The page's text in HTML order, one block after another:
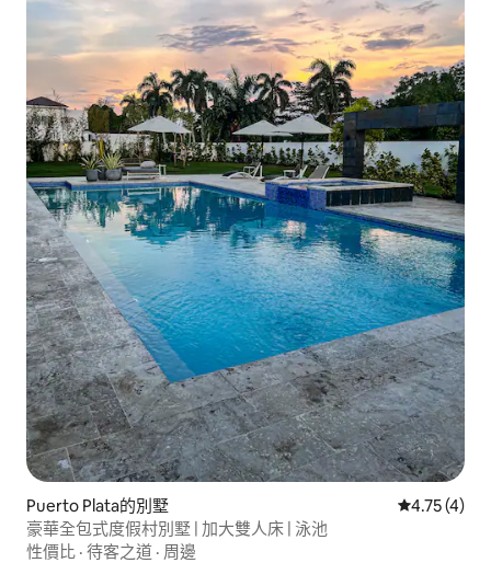
Puerto Plata的別墅 從 4 則評價
4.75 (4)
豪華全包式度假村別墅 | 加大雙人床 | 泳池
性價比 · 待客之道 · 周邊